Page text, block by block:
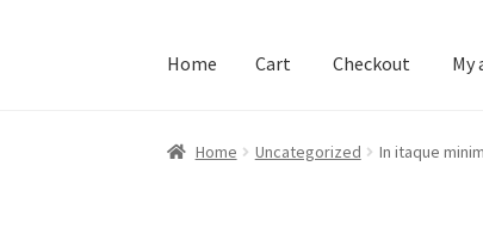
Home Cart Checkout My
Home Checkout My account
Home Uncategorized In itaque